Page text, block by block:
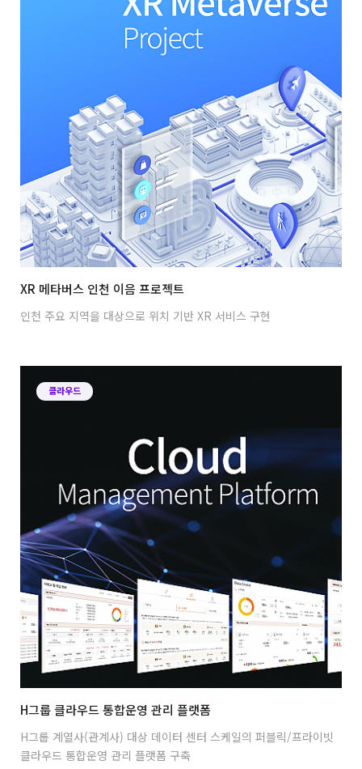
XR 메타버스 인천 이음 프로젝트
인천 주요 지역을 대상으로 위치 기반 XR 서비스 구현
클라우드
H그룹 클라우드 통합운영 관리 플랫폼
H그룹 계열사(관계사) 대상 데이터 센터 스케일의 퍼블릭/프라이빗
클라우드 통합운영 관리 플랫폼 구축